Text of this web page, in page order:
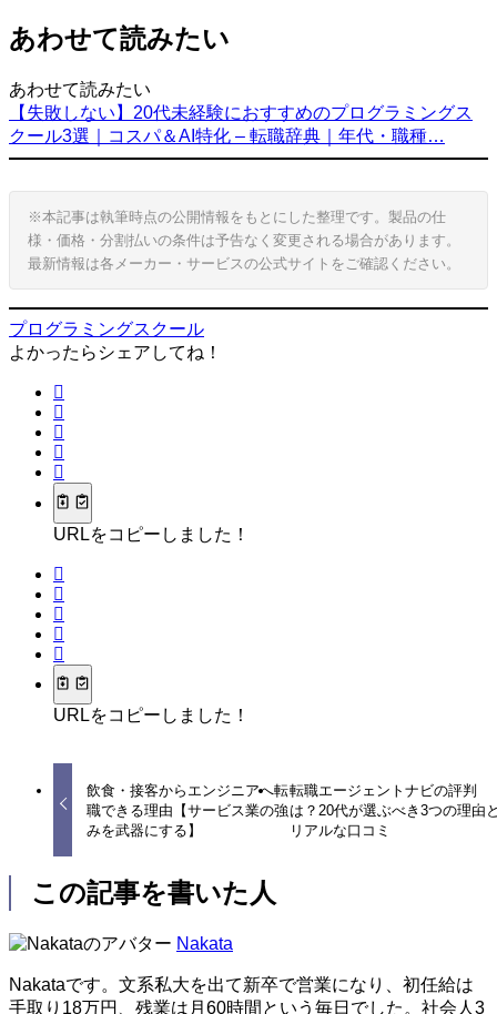
あわせて読みたい
あわせて読みたい
【失敗しない】20代未経験におすすめのプログラミングス
クール3選｜コスパ＆AI特化 – 転職辞典｜年代・職種…
※本記事は執筆時点の公開情報をもとにした整理です。製品の仕
様・価格・分割払いの条件は予告なく変更される場合があります。
最新情報は各メーカー・サービスの公式サイトをご確認ください。
プログラミングスクール
よかったらシェアしてね！
URLをコピーしました！
URLをコピーしました！
飲食・接客からエンジニアへ転
職できる理由【サービス業の強
みを武器にする】
転職エージェントナビの評判
は？20代が選ぶべき3つの理由
リアルな口コミ
この記事を書いた人
Nakata
Nakataです。文系私大を出て新卒で営業になり、初任給は
手取り18万円、残業は月60時間という毎日でした。社会人3